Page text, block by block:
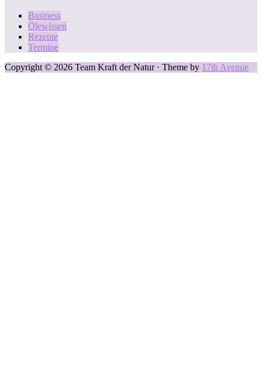
Business
Ölewissen
Rezepte
Termine
Copyright © 2026 Team Kraft der Natur · Theme by 17th Avenue